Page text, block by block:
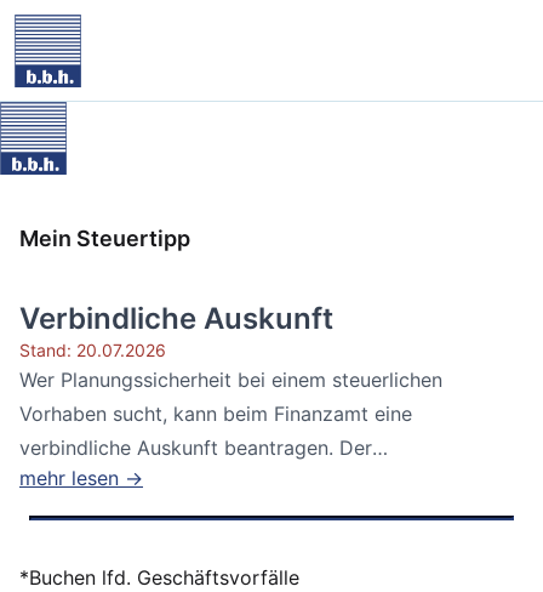
Mein Steuertipp
Verbindliche Auskunft
Stand: 20.07.2026
Wer Planungssicherheit bei einem steuerlichen
Vorhaben sucht, kann beim Finanzamt eine
verbindliche Auskunft beantragen. Der
Bundesfinanzhof...
mehr lesen →
*Buchen lfd. Geschäftsvorfälle